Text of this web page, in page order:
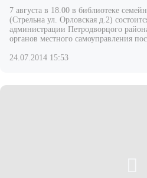
7 августа в 18.00 в библиотеке
(Стрельна ул. Орловская д.2)
администрации Петродворцого
органов местного самоуправления
24.07.2014 15:53